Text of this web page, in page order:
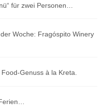
für zwei Personen…
Woche: Fragóspito Winery
Genuss à la Kreta.